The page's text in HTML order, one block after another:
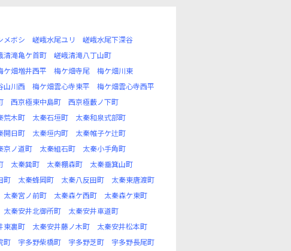
メボシ 嵯峨水尾ユリ
嵯峨水尾下深谷
清滝亀ケ首町
嵯峨清滝八丁山町
ケ畑増井西平 梅ケ畑寺尾
梅ケ畑川東
山川西 梅ケ畑雲心寺東平
梅ケ畑雲心寺西平
西京極東中島町
西京極藪ノ下町
荒木町 太秦石垣町
太秦和泉式部町
開日町 太秦垣内町
太秦帷子ケ辻町
京ノ道町 太秦組石町
太秦小手角町
太秦巽町 太秦棚森町
太秦垂箕山町
町 太秦蜂岡町 太秦八反田町
太秦東唐渡町
太秦宮ノ前町 太秦森ケ西町
太秦森ケ東町
太秦安井北御所町
太秦安井車道町
東裏町 太秦安井藤ノ木町
太秦安井松本町
町 宇多野柴橋町 宇多野芝町
宇多野長尾町